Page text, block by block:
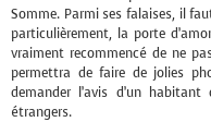
Somme. Parmi ses falaises, il
particulièrement, la porte
vraiment recommencé de ne
permettra de faire de jolies
demander l’avis d’un
étrangers.